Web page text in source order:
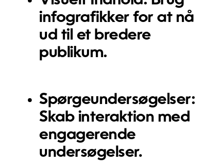
infografikker for at nå
ud til et bredere
publikum.
Spørgeundersøgelser:
Skab interaktion med
engagerende
undersøgelser.